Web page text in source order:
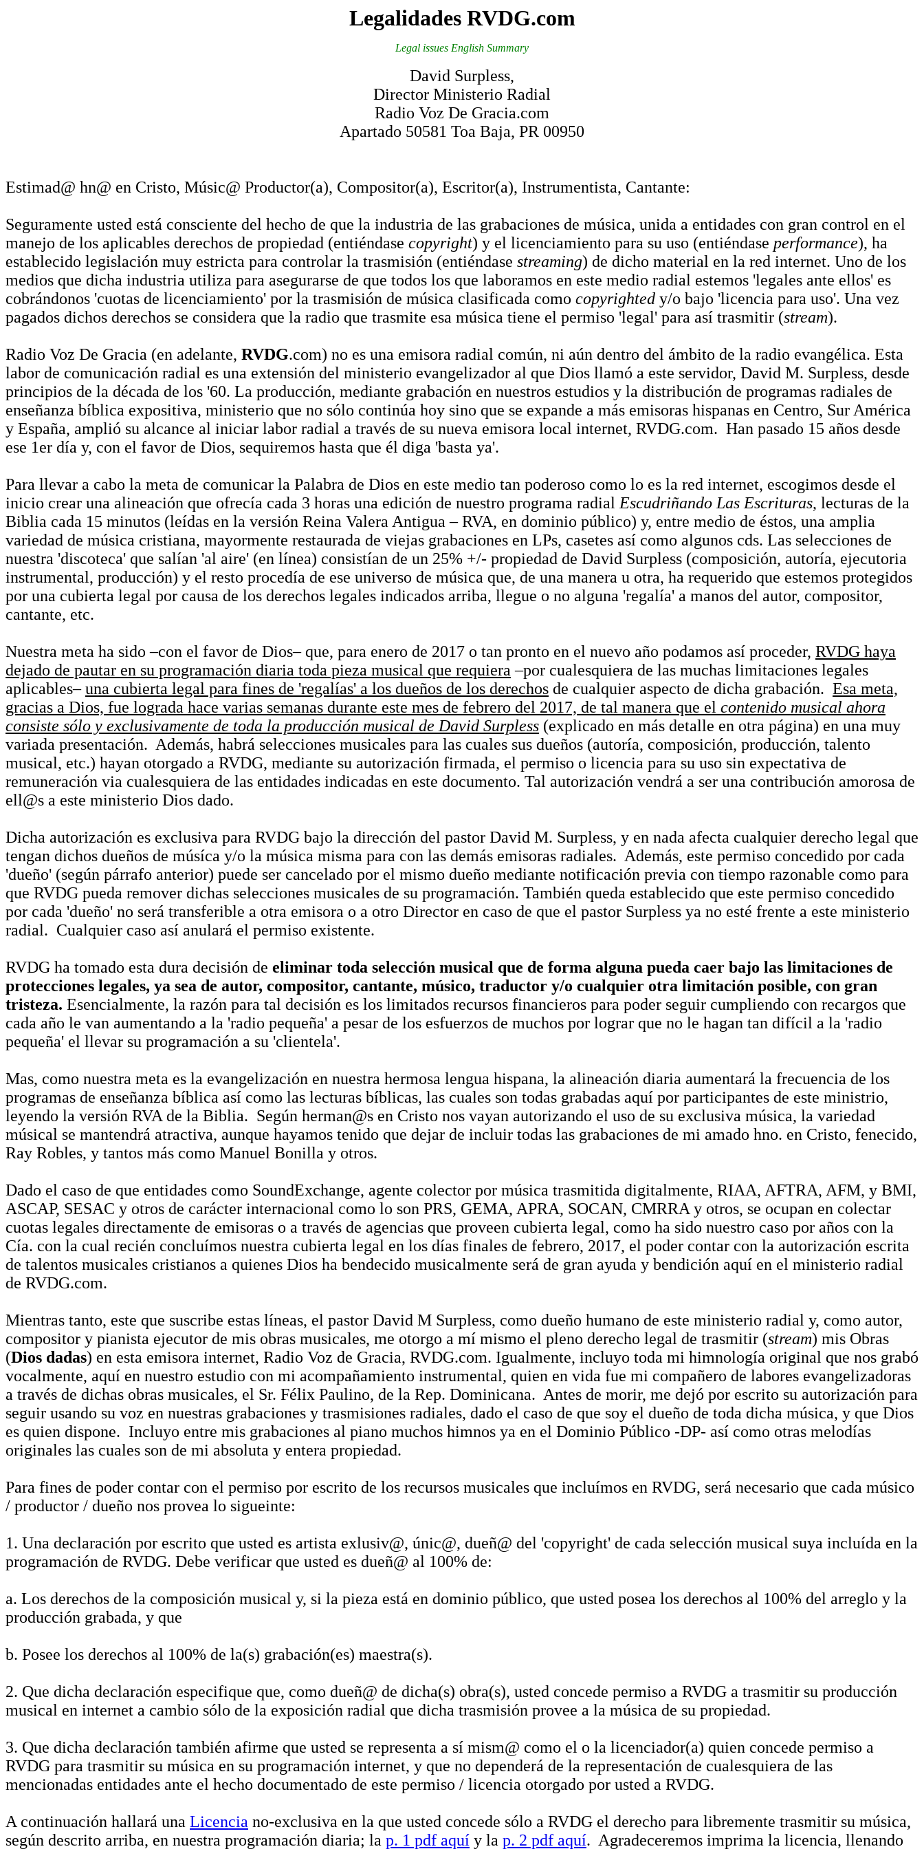
Legalidades RVDG.com
Legal issues English Summary
David Surpless,
Director Ministerio Radial
Radio Voz De Gracia.com
Apartado 50581 Toa Baja, PR 00950
Estimad@ hn@ en Cristo, Músic@ Productor(a), Compositor(a), Escritor(a), Instrumentista, Cantante:
Seguramente usted está consciente del hecho de que la industria de las grabaciones de música, unida a entidades con gran control en el
manejo de los aplicables derechos de propiedad (entiéndase copyright) y el licenciamiento para su uso (entiéndase performance), ha
establecido legislación muy estricta para controlar la trasmisión (entiéndase streaming) de dicho material en la red internet. Uno de los
medios que dicha industria utiliza para asegurarse de que todos los que laboramos en este medio radial estemos 'legales ante ellos' es
cobrándonos 'cuotas de licenciamiento' por la trasmisión de música clasificada como copyrighted y/o bajo 'licencia para uso'. Una vez
pagados dichos derechos se considera que la radio que trasmite esa música tiene el permiso 'legal' para así trasmitir (stream).
Radio Voz De Gracia (en adelante, RVDG.com) no es una emisora radial común, ni aún dentro del ámbito de la radio evangélica. Esta
labor de comunicación radial es una extensión del ministerio evangelizador al que Dios llamó a este servidor, David M. Surpless, desde
principios de la década de los '60. La producción, mediante grabación en nuestros estudios y la distribución de programas radiales de
enseñanza bíblica expositiva, ministerio que no sólo continúa hoy sino que se expande a más emisoras hispanas en Centro, Sur América
y España, amplió su alcance al iniciar labor radial a través de su nueva emisora local internet, RVDG.com. Han pasado 15 años desde
ese 1er día y, con el favor de Dios, sequiremos hasta que él diga 'basta ya'.
Para llevar a cabo la meta de comunicar la Palabra de Dios en este medio tan poderoso como lo es la red internet, escogimos desde el
inicio crear una alineación que ofrecía cada 3 horas una edición de nuestro programa radial Escudriñando Las Escrituras, lecturas de la
Biblia cada 15 minutos (leídas en la versión Reina Valera Antigua – RVA, en dominio público) y, entre medio de éstos, una amplia
variedad de música cristiana, mayormente restaurada de viejas grabaciones en LPs, casetes así como algunos cds. Las selecciones de
nuestra 'discoteca' que salían 'al aire' (en línea) consistían de un 25% +/- propiedad de David Surpless (composición, autoría, ejecutoria
instrumental, producción) y el resto procedía de ese universo de música que, de una manera u otra, ha requerido que estemos protegidos
por una cubierta legal por causa de los derechos legales indicados arriba, llegue o no alguna 'regalía' a manos del autor, compositor,
cantante, etc.
Nuestra meta ha sido –con el favor de Dios– que, para enero de 2017 o tan pronto en el nuevo año podamos así proceder, RVDG haya
dejado de pautar en su programación diaria toda pieza musical que requiera –por cualesquiera de las muchas limitaciones legales
aplicables–una cubierta legal para fines de 'regalías' a los dueños de los derechos de cualquier aspecto de dicha grabación. Esa meta,
gracias a Dios, fue lograda hace varias semanas durante este mes de febrero del 2017, de tal manera que el contenido musical ahora
consiste sólo y exclusivamente de toda la producción musical de David Surpless (explicado en más detalle en otra página) en una muy
variada presentación. Además, habrá selecciones musicales para las cuales sus dueños (autoría, composición, producción, talento
musical, etc.) hayan otorgado a RVDG, mediante su autorización firmada, el permiso o licencia para su uso sin expectativa de
remuneración via cualesquiera de las entidades indicadas en este documento. Tal autorización vendrá a ser una contribución amorosa de
ell@s a este ministerio Dios dado.
Dicha autorización es exclusiva para RVDG bajo la dirección del pastor David M. Surpless, y en nada afecta cualquier derecho legal que
tengan dichos dueños de músíca y/o la música misma para con las demás emisoras radiales. Además, este permiso concedido por cada
'dueño' (según párrafo anterior) puede ser cancelado por el mismo dueño mediante notificación previa con tiempo razonable como para
que RVDG pueda remover dichas selecciones musicales de su programación. También queda establecido que este permiso concedido
por cada 'dueño' no será transferible a otra emisora o a otro Director en caso de que el pastor Surpless ya no esté frente a este ministerio
radial. Cualquier caso así anulará el permiso existente.
RVDG ha tomado esta dura decisión de eliminar toda selección musical que de forma alguna pueda caer bajo las limitaciones de
protecciones legales, ya sea de autor, compositor, cantante, músico, traductor y/o cualquier otra limitación posible, con gran
tristeza. Esencialmente, la razón para tal decisión es los limitados recursos financieros para poder seguir cumpliendo con recargos que
cada año le van aumentando a la 'radio pequeña' a pesar de los esfuerzos de muchos por lograr que no le hagan tan difícil a la 'radio
pequeña' el llevar su programación a su 'clientela'.
Mas, como nuestra meta es la evangelización en nuestra hermosa lengua hispana, la alineación diaria aumentará la frecuencia de los
programas de enseñanza bíblica así como las lecturas bíblicas, las cuales son todas grabadas aquí por participantes de este ministrio,
leyendo la versión RVA de la Biblia. Según herman@s en Cristo nos vayan autorizando el uso de su exclusiva música, la variedad
músical se mantendrá atractiva, aunque hayamos tenido que dejar de incluir todas las grabaciones de mi amado hno. en Cristo, fenecido,
Ray Robles, y tantos más como Manuel Bonilla y otros.
Dado el caso de que entidades como SoundExchange, agente colector por música trasmitida digitalmente, RIAA, AFTRA, AFM, y BMI,
ASCAP, SESAC y otros de carácter internacional como lo son PRS, GEMA, APRA, SOCAN, CMRRA y otros, se ocupan en colectar
cuotas legales directamente de emisoras o a través de agencias que proveen cubierta legal, como ha sido nuestro caso por años con la
Cía. con la cual recién concluímos nuestra cubierta legal en los días finales de febrero, 2017, el poder contar con la autorización escrita
de talentos musicales cristianos a quienes Dios ha bendecido musicalmente será de gran ayuda y bendición aquí en el ministerio radial
de RVDG.com.
Mientras tanto, este que suscribe estas líneas, el pastor David M Surpless, como dueño humano de este ministerio radial y, como autor,
compositor y pianista ejecutor de mis obras musicales, me otorgo a mí mismo el pleno derecho legal de trasmitir (stream) mis Obras
(Dios dadas) en esta emisora internet, Radio Voz de Gracia, RVDG.com. Igualmente, incluyo toda mi himnología original que nos grabó
vocalmente, aquí en nuestro estudio con mi acompañamiento instrumental, quien en vida fue mi compañero de labores evangelizadoras
a través de dichas obras musicales, el Sr. Félix Paulino, de la Rep. Dominicana. Antes de morir, me dejó por escrito su autorización para
seguir usando su voz en nuestras grabaciones y trasmisiones radiales, dado el caso de que soy el dueño de toda dicha música, y que Dios
es quien dispone. Incluyo entre mis grabaciones al piano muchos himnos ya en el Dominio Público -DP- así como otras melodías
originales las cuales son de mi absoluta y entera propiedad.
Para fines de poder contar con el permiso por escrito de los recursos musicales que incluímos en RVDG, será necesario que cada músico
/ productor / dueño nos provea lo sigueinte:
1. Una declaración por escrito que usted es artista exlusiv@, únic@, dueñ@ del 'copyright' de cada selección musical suya incluída en la
programación de RVDG. Debe verificar que usted es dueñ@ al 100% de:
a. Los derechos de la composición musical y, si la pieza está en dominio público, que usted posea los derechos al 100% del arreglo y la
producción grabada, y que
b. Posee los derechos al 100% de la(s) grabación(es) maestra(s).
2. Que dicha declaración especifique que, como dueñ@ de dicha(s) obra(s), usted concede permiso a RVDG a trasmitir su producción
musical en internet a cambio sólo de la exposición radial que dicha trasmisión provee a la música de su propiedad.
3. Que dicha declaración también afirme que usted se representa a sí mism@ como el o la licenciador(a) quien concede permiso a
RVDG para trasmitir su música en su programación internet, y que no dependerá de la representación de cualesquiera de las
mencionadas entidades ante el hecho documentado de este permiso / licencia otorgado por usted a RVDG.
A continuación hallará una Licencia no-exclusiva en la que usted concede sólo a RVDG el derecho para libremente trasmitir su música,
según descrito arriba, en nuestra programación diaria; la p. 1 pdf aquí y la p. 2 pdf aquí. Agradeceremos imprima la licencia, llenando